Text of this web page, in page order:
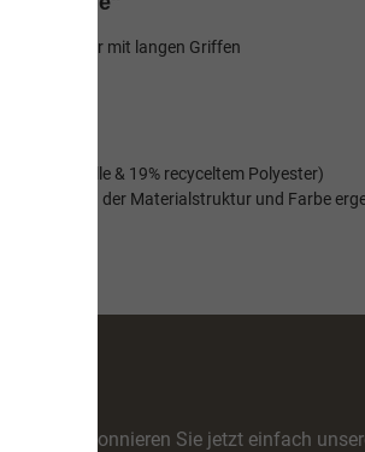
& Polyester mit langen Griffen
Baumwolle & 19% recyceltem Polyester)
in der Materialstruktur und Farbe
Abonnieren Sie jetzt einfach